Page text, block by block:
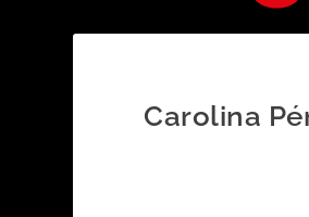
Carolina